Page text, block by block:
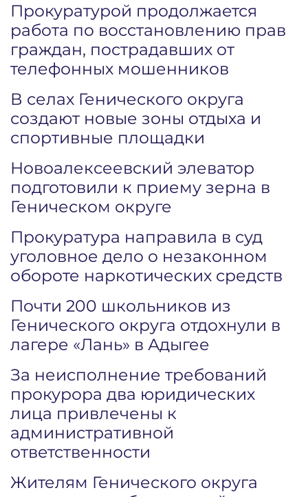
Прокуратурой продолжается
работа по восстановлению прав
граждан, пострадавших от
телефонных мошенников
В селах Генического округа
создают новые зоны отдыха и
спортивные площадки
Новоалексеевский элеватор
подготовили к приему зерна в
Геническом округе
Прокуратура направила в суд
уголовное дело о незаконном
обороте наркотических средств
Почти 200 школьников из
Генического округа отдохнули в
лагере «Лань» в Адыгее
За неисполнение требований
прокурора два юридических
лица привлечены к
административной
ответственности
Жителям Генического округа